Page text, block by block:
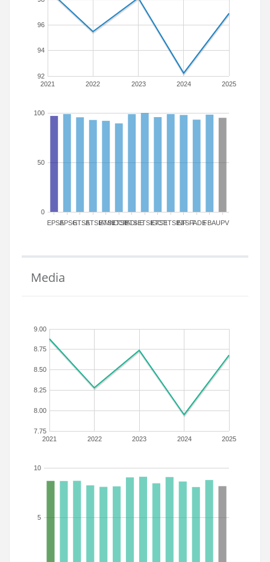
2021 2022 2023 2024 2025
92
94
96
EPSAEPSGETSAETSIAMN
ETSICCP
ETSIADI
ETSIEETSIGCT
ETSIIETSINFETSITFADEFBAUPV
0
50
100
Media
2021 2022 2023 2024 2025
7.75
8.00
8.25
8.50
8.75
9.00
5
10